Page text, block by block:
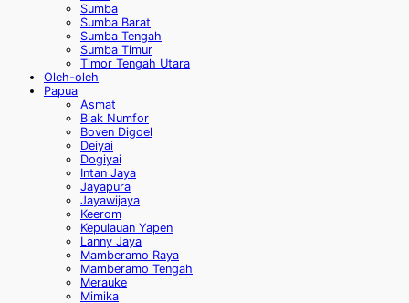
Sumba
Sumba Barat
Sumba Tengah
Sumba Timur
Timor Tengah Utara
Oleh-oleh
Papua
Asmat
Biak Numfor
Boven Digoel
Deiyai
Dogiyai
Intan Jaya
Jayapura
Jayawijaya
Keerom
Kepulauan Yapen
Lanny Jaya
Mamberamo Raya
Mamberamo Tengah
Merauke
Mimika